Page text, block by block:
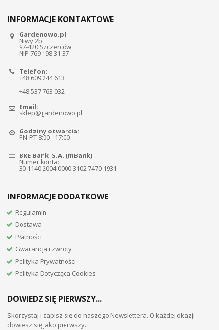
INFORMACJE KONTAKTOWE
Gardenowo.pl
Niwy 2b
97-420 Szczerców
NIP 769 198 31 37
Telefon:
+48 609 244 613
+48 537 763 032
Email:
sklep@gardenowo.pl
Godziny otwarcia:
PN-PT 8:00 - 17:00
BRE Bank S.A. (mBank)
Numer konta:
30 1140 2004 0000 3102 7470 1931
INFORMACJE DODATKOWE
Regulamin
Dostawa
Płatności
Gwarancja i zwroty
Polityka Prywatności
Polityka Dotycząca Cookies
DOWIEDZ SIĘ PIERWSZY...
Skorzystaj i zapisz się do naszego Newslettera. O każdej okazji
dowiesz się jako pierwszy...